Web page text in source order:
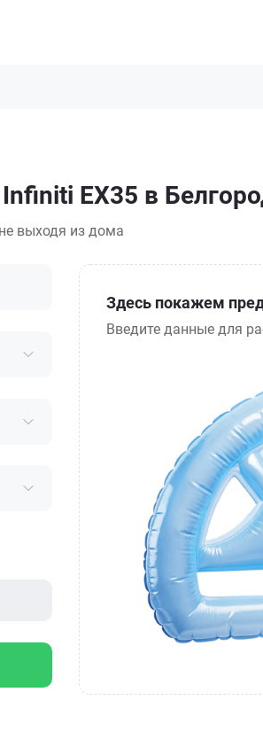
EX35 в
выходя из дома
Здесь покажем
Введите данные для